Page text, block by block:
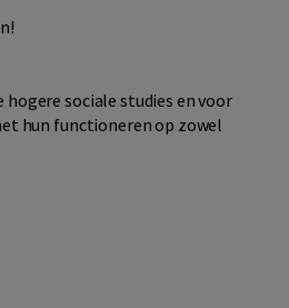
sociale studies en voor
hun functioneren op zowel